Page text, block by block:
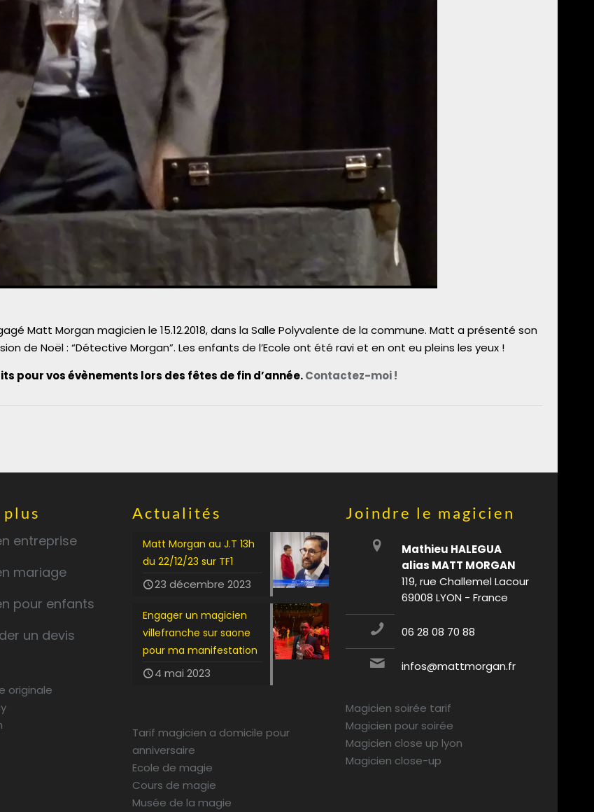
Matt Morgan magicien le 15.12.2018, dans la Salle Polyvalente de la commune. Matt a présenté son
de Noël : “Détective Morgan”. Les enfants de l’Ecole ont été ravi et en ont eu pleins les yeux !
pour vos évènements lors des fêtes de fin d’année.Contactez-moi !
entreprise
mariage
pour enfants
un devis
originale
Actualités
Matt Morgan au J.T 13h
du 22/12/23 sur TF1
23 décembre 2023
Engager un magicien
villefranche sur saone
pour ma manifestation
4 mai 2023
Tarif magicien a domicile pour
anniversaire
Ecole de magie
Cours de magie
Musée de la magie
Joindre le magicien
Mathieu HALEGUA
alias MATT MORGAN
119, rue Challemel Lacour
69008 LYON - France
06 28 08 70 88
infos@mattmorgan.fr
Magicien soirée tarif
Magicien pour soirée
Magicien close up lyon
Magicien close-up